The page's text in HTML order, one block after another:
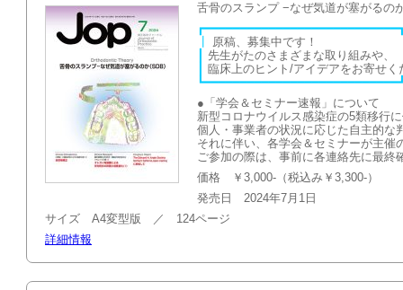
舌骨のスランプ −なぜ気道が塞がるの
原稿、募集
先生がたのさまざま
臨床上のヒント/アイデアを
●「学会＆セミナー速報」について
新型コロナウイルス感染症の5類移行
個人・事業者の状況に応じた自主的な
それに伴い、各学会＆セミナーが主
ご参加の際は、事前に各連絡先に最
価格 ￥3,000-（税込み￥3,300-）
発売日 2024年7月1日
サイズ A4変型版 ／ 124ページ
詳細情報